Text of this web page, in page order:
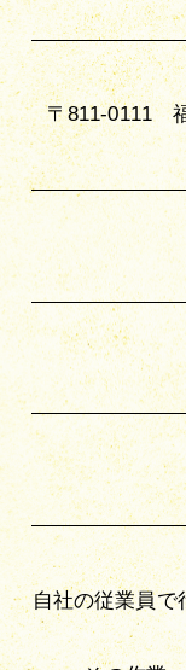
〒811-0111
自社の従業員で